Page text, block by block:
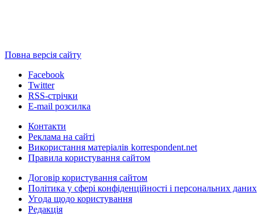
Повна версія сайту
Facebook
Twitter
RSS-стрічки
E-mail розсилка
Контакти
Реклама на сайті
Використання матеріалів korrespondent.net
Правила користування сайтом
Договір користування сайтом
Політика у сфері конфіденційності і персональних даних
Угода щодо користування
Редакція